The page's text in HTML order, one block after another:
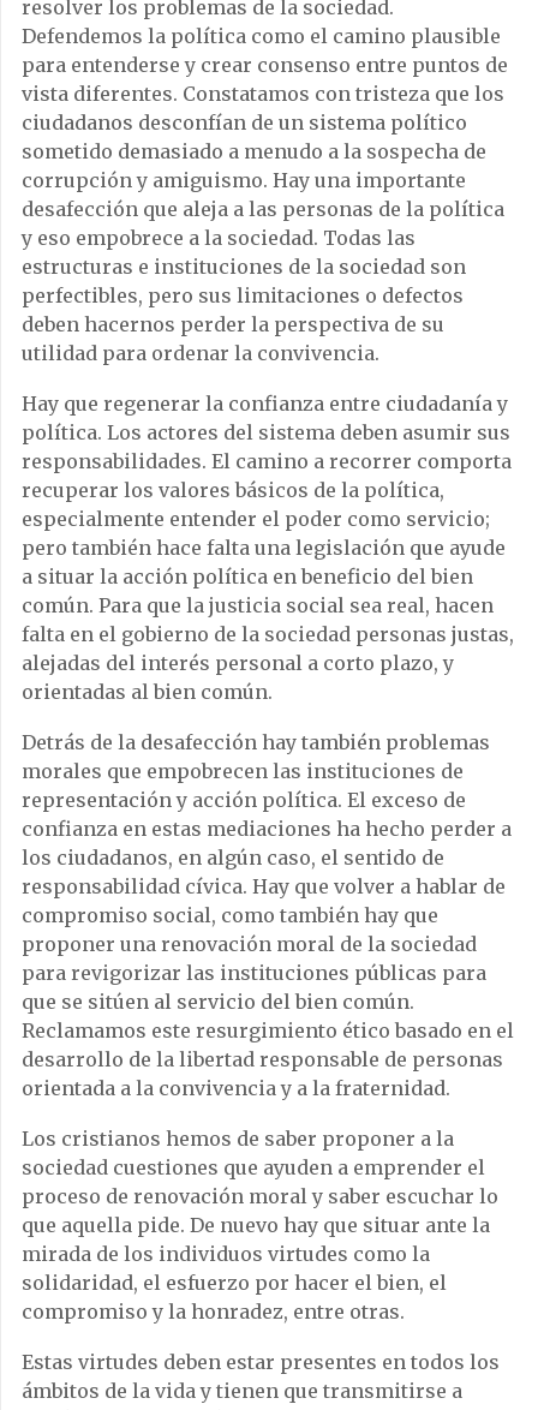
resolver los problemas de la sociedad.
Defendemos la política como el camino plausible
para entenderse y crear consenso entre puntos de
vista diferentes. Constatamos con tristeza que los
ciudadanos desconfían de un sistema político
sometido demasiado a menudo a la sospecha de
corrupción y amiguismo. Hay una importante
desafección que aleja a las personas de la política
y eso empobrece a la sociedad. Todas las
estructuras e instituciones de la sociedad son
perfectibles, pero sus limitaciones o defectos
deben hacernos perder la perspectiva de su
utilidad para ordenar la convivencia.
Hay que regenerar la confianza entre ciudadanía y
política. Los actores del sistema deben asumir sus
responsabilidades. El camino a recorrer comporta
recuperar los valores básicos de la política,
especialmente entender el poder como servicio;
pero también hace falta una legislación que ayude
a situar la acción política en beneficio del bien
común. Para que la justicia social sea real, hacen
falta en el gobierno de la sociedad personas justas,
alejadas del interés personal a corto plazo, y
orientadas al bien común.
Detrás de la desafección hay también problemas
morales que empobrecen las instituciones de
representación y acción política. El exceso de
confianza en estas mediaciones ha hecho perder a
los ciudadanos, en algún caso, el sentido de
responsabilidad cívica. Hay que volver a hablar de
compromiso social, como también hay que
proponer una renovación moral de la sociedad
para revigorizar las instituciones públicas para
que se sitúen al servicio del bien común.
Reclamamos este resurgimiento ético basado en el
desarrollo de la libertad responsable de personas
orientada a la convivencia y a la fraternidad.
Los cristianos hemos de saber proponer a la
sociedad cuestiones que ayuden a emprender el
proceso de renovación moral y saber escuchar lo
que aquella pide. De nuevo hay que situar ante la
mirada de los individuos virtudes como la
solidaridad, el esfuerzo por hacer el bien, el
compromiso y la honradez, entre otras.
Estas virtudes deben estar presentes en todos los
ámbitos de la vida y tienen que transmitirse a